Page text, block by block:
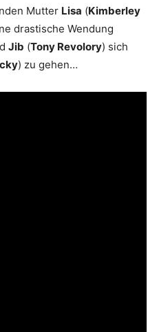
Mutter Lisa (Kimberley
drastische Wendung
Jib (Tony Revolory) sich
) zu gehen…